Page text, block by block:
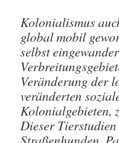
Kolonialismus
global mobil
selbst
Veränderung der
veränderten
Kolonialgebieten,
Dieser